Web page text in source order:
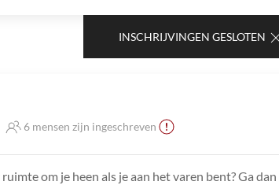
INSCHRIJVINGEN GESLOTEN
6 mensen zijn ingeschreven
om je heen als je aan het varen bent? Ga dan